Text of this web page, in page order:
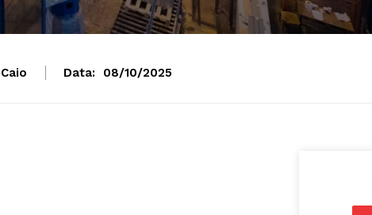
Caio Data: 08/10/2025